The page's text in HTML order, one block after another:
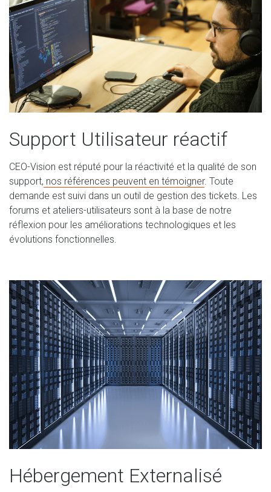
Support Utilisateur réactif
CEO-Vision est réputé pour la réactivité et la qualité de son
support, nos références peuvent en témoigner. Toute
demande est suivi dans un outil de gestion des tickets. Les
forums et ateliers-utilisateurs sont à la base de notre
réflexion pour les améliorations technologiques et les
évolutions fonctionnelles.
Hébergement Externalisé